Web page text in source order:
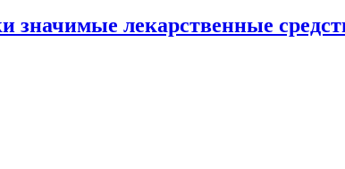
значимые лекарственные